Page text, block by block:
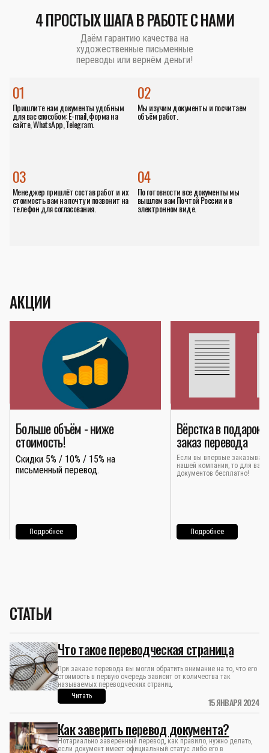
4 ПРОСТЫХ ШАГА В РАБОТЕ С НАМИ
Даём гарантию качества на
художественные письменные
переводы или вернём деньги!
01
Пришлите нам документы удобным
для вас способом: E-mail, форма на
сайте, WhatsApp, Telegram.
02
Мы изучим документы и посчитаем
объём работ.
04
По готовности все документы мы
вышлем вам Почтой России и в
электронном виде.
03
Менеджер пришлёт состав работ и их
стоимость вам на почту и позвонит на
телефон для согласования.
АКЦИИ
Больше объём - ниже
стоимость!
Скидки 5% / 10% / 15% на
письменный перевод.
Подробнее
Вёрстка в подарок
заказ перевода
Если вы впервые
нашей компании, то для вас
документов бесплатно!
Подробнее
СТАТЬИ
15 ЯНВАРЯ 2024
Что такое переводческая страница
При заказе перевода вы могли обратить внимание на то, что его
стоимость в первую очередь зависит от количества так
называемых переводческих страниц.
Читать
Как заверить перевод документа?
Нотариально заверенный перевод, как правило, нужно делать,
если документ имеет официальный статус либо его в